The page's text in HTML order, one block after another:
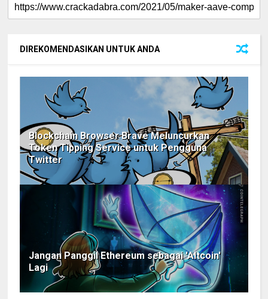
DIREKOMENDASIKAN UNTUK ANDA
Blockchain Browser Brave Meluncurkan
Token Tipping Service untuk Pengguna
Twitter
Jangan Panggil Ethereum sebagai 'Altcoin'
Lagi